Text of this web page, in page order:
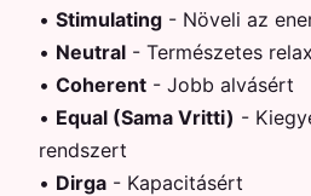
• Stimulating - Növeli az
• Neutral - Természetes
• Coherent - Jobb alvásért
• Equal (Sama Vritti) -
rendszert
• Dirga - Kapacitásért